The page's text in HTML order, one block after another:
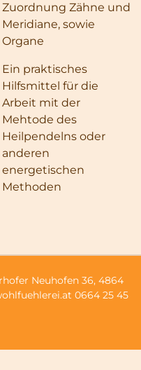
Zuordnung Zähne und
Meridiane, sowie
Organe
Ein praktisches
Hilfsmittel für die
Arbeit mit der
Mehtode des
Heilpendelns oder
anderen
energetischen
Methoden
Neuhofen 36, 4864
0664 25 45